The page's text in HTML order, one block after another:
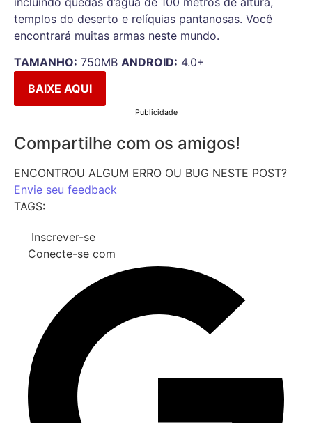
templos do deserto e relíquias pantanosas. Você
encontrará muitas armas neste mundo.
TAMANHO: 750MB ANDROID: 4.0+
BAIXE AQUI
Publicidade
Compartilhe com os amigos!
ENCONTROU ALGUM ERRO OU BUG NESTE POST?
Envie seu feedback
TAGS:
Inscrever-se
Conecte-se com